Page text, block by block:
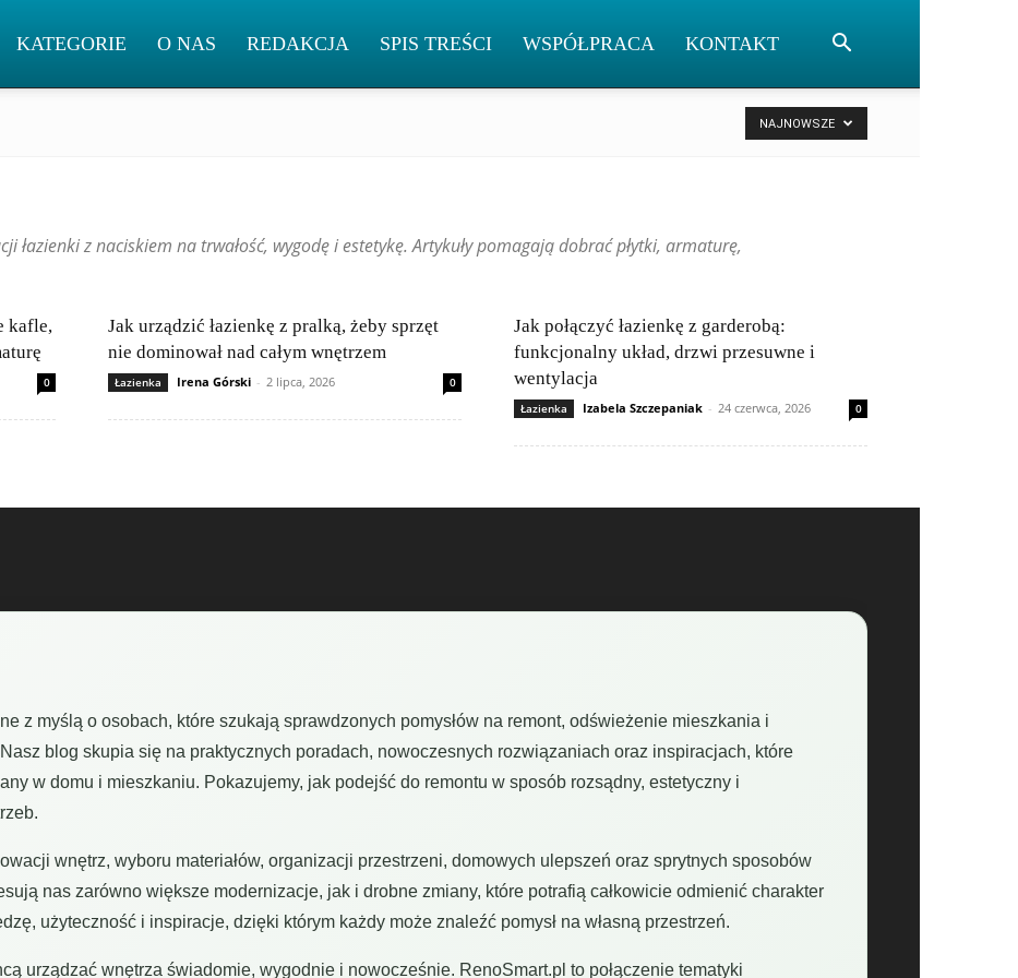
KATEGORIE O NAS REDAKCJA SPIS TREŚCI WSPÓŁPRACA KONTAKT
NAJNOWSZE
łazienki z naciskiem na trwałość, wygodę i estetykę. Artykuły pomagają dobrać płytki, armaturę,
kafle,
0
Jak urządzić łazienkę z pralką, żeby sprzęt
nie dominował nad całym wnętrzem
Łazienka Irena Górski - 2 lipca, 2026 0
Jak połączyć łazienkę z garderobą:
funkcjonalny układ, drzwi przesuwne i
wentylacja
Łazienka Izabela Szczepaniak - 24 czerwca, 2026 0
z myślą o osobach, które szukają sprawdzonych pomysłów na remont, odświeżenie mieszkania i
blog skupia się na praktycznych poradach, nowoczesnych rozwiązaniach oraz inspiracjach, które
w domu i mieszkaniu. Pokazujemy, jak podejść do remontu w sposób rozsądny, estetyczny i
wnętrz, wyboru materiałów, organizacji przestrzeni, domowych ulepszeń oraz sprytnych sposobów
nas zarówno większe modernizacje, jak i drobne zmiany, które potrafią całkowicie odmienić charakter
użyteczność i inspiracje, dzięki którym każdy może znaleźć pomysł na własną przestrzeń.
urządzać wnętrza świadomie, wygodnie i nowocześnie. RenoSmart.pl to połączenie tematyki